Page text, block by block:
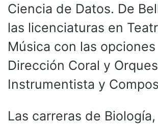
Ciencia de Datos. De
las licenciaturas en
Música con las opciones
Dirección Coral y
Instrumentista y
Las carreras de Biología,